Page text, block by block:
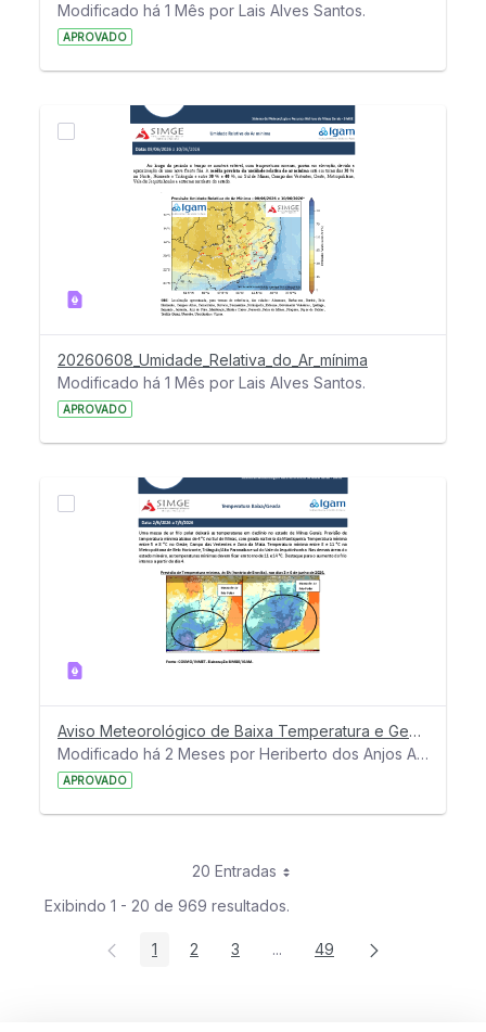
Modificado há 1 Mês por Lais Alves Santos.
APROVADO
20260608_Umidade_Relativa_do_Ar_mínima
Modificado há 1 Mês por Lais Alves Santos.
APROVADO
Aviso Meteorológico de Baixa Temperatura e Geada em MG - 2 a 7 de junho de 2026
Modificado há 2 Meses por Heriberto dos Anjos Amaro.
APROVADO
20 Entradas
Exibindo 1 - 20 de 969 resultados.
Página
1 Página
2 Página
3 ...Páginas intermediárias Usar
Página
49